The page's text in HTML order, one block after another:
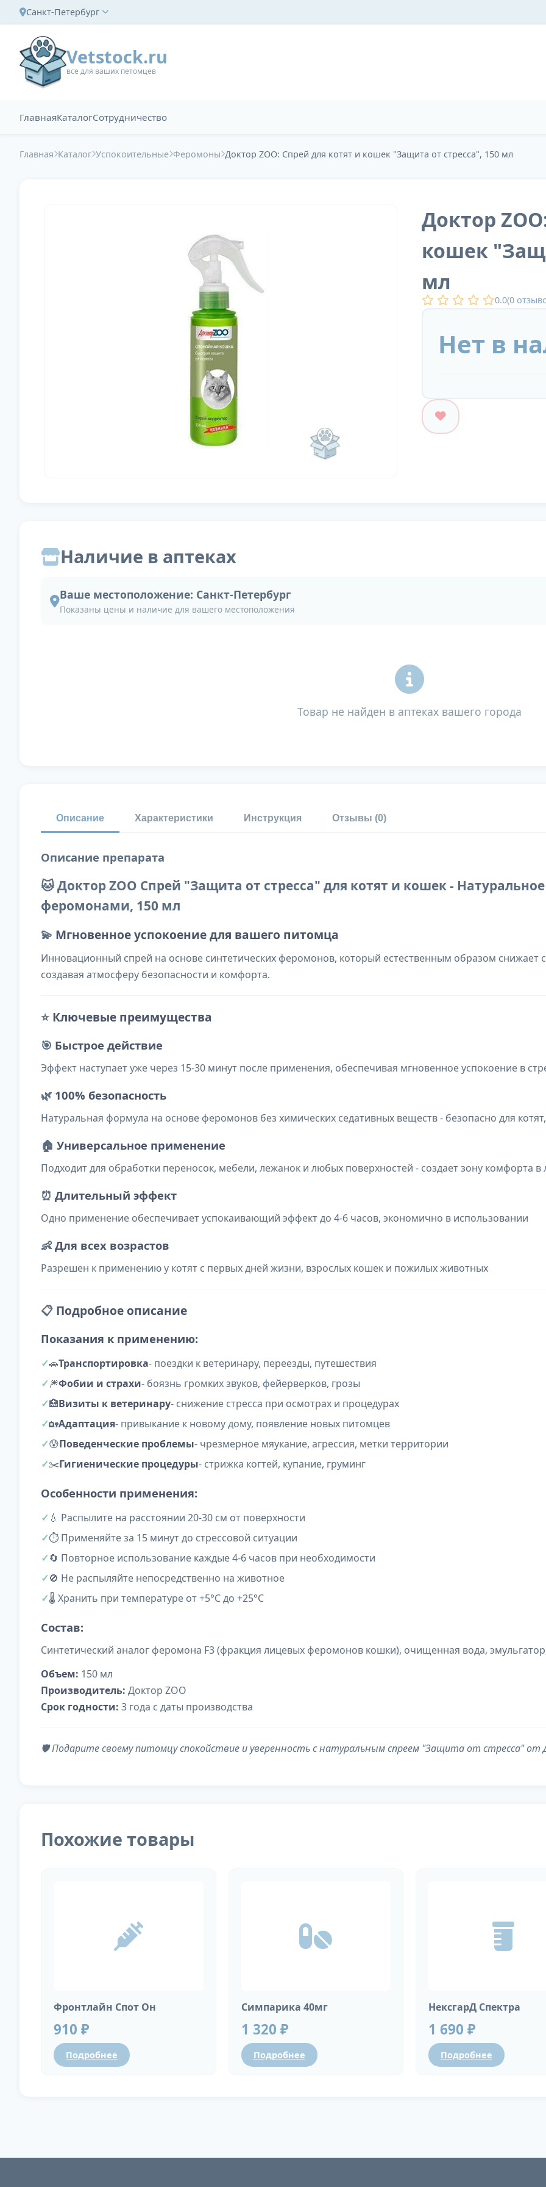
Санкт-Петербург
Vetstock.ru
все для ваших петомцев
ГлавнаяКаталогСотрудничество
Главная Каталог Успокоительные Феромоны Доктор ZOO: Спрей для котят и кошек "Защита от стресса", 150 мл
Доктор
кошек
мл
0.0(0
Нет в
Наличие в аптеках
Ваше местоположение: Санкт-Петербург
Показаны цены и наличие для вашего местоположения
Товар не найден в аптеках вашего города
Описание Характеристики Инструкция Отзывы (0)
Описание препарата
🐱 Доктор ZOO Спрей "Защита от стресса" для котят и кошек -
феромонами, 150 мл
💫 Мгновенное успокоение для вашего питомца
Инновационный спрей на основе синтетических феромонов, который естественным образом снижает
создавая атмосферу безопасности и комфорта.
⭐ Ключевые преимущества
🎯 Быстрое действие
Эффект наступает уже через 15-30 минут после применения, обеспечивая мгновенное успокоение в
🌿 100% безопасность
Натуральная формула на основе феромонов без химических седативных веществ - безопасно для
🏠 Универсальное применение
Подходит для обработки переносок, мебели, лежанок и любых поверхностей - создает зону комфорта
⏰ Длительный эффект
Одно применение обеспечивает успокаивающий эффект до 4-6 часов, экономично в использовании
👶 Для всех возрастов
Разрешен к применению у котят с первых дней жизни, взрослых кошек и пожилых животных
📋 Подробное описание
Показания к применению:
🚗Транспортировка- поездки к ветеринару, переезды, путешествия
🎆Фобии и страхи- боязнь громких звуков, фейерверков, грозы
🏥Визиты к ветеринару- снижение стресса при осмотрах и процедурах
🏡Адаптация- привыкание к новому дому, появление новых питомцев
😰Поведенческие проблемы- чрезмерное мяукание, агрессия, метки территории
✂️Гигиенические процедуры- стрижка когтей, купание, груминг
Особенности применения:
💧 Распылите на расстоянии 20-30 см от поверхности
⏱️ Применяйте за 15 минут до стрессовой ситуации
🔄 Повторное использование каждые 4-6 часов при необходимости
🚫 Не распыляйте непосредственно на животное
🌡️ Хранить при температуре от +5°C до +25°C
Состав:
Синтетический аналог феромона F3 (фракция лицевых феромонов кошки), очищенная вода,
Объем: 150 мл
Производитель: Доктор ZOO
Срок годности: 3 года с даты производства
🛡️ Подарите своему питомцу спокойствие и уверенность с натуральным спреем "Защита от стресса" от
Похожие товары
Фронтлайн Спот Он
910 ₽
Подробнее
Симпарика 40мг
1 320 ₽
Подробнее
НексгарД Спектра
1 690 ₽
Подробнее